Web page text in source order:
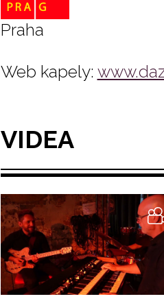
Praha
Web kapely:
VIDEA